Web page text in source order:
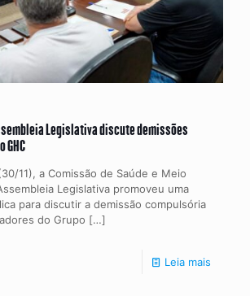
Legislativa discute demissões
11), a Comissão de Saúde e Meio
Legislativa promoveu uma
para discutir a demissão compulsória
do Grupo […]
Leia mais